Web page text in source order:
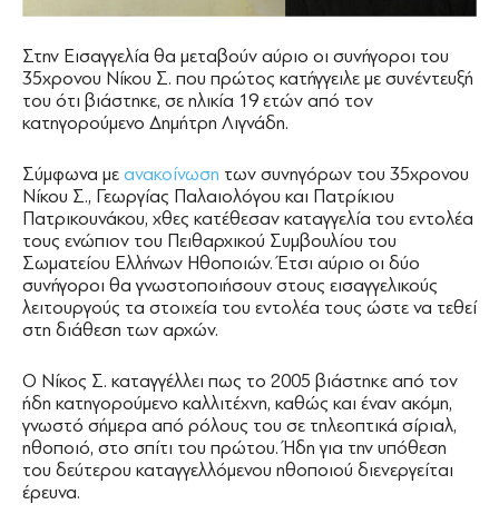
Στην Εισαγγελία θα μεταβούν αύριο οι συνήγοροι του
35χρονου Νίκου Σ. που πρώτος κατήγγειλε με συνέντευξή
του ότι βιάστηκε, σε ηλικία 19 ετών από τον
κατηγορούμενο Δημήτρη Λιγνάδη.
Σύμφωνα με ανακοίνωση των συνηγόρων του 35χρονου
Νίκου Σ., Γεωργίας Παλαιολόγου και Πατρίκιου
Πατρικουνάκου, χθες κατέθεσαν καταγγελία του εντολέα
τους ενώπιον του Πειθαρχικού Συμβουλίου του
Σωματείου Ελλήνων Ηθοποιών. Έτσι αύριο οι δύο
συνήγοροι θα γνωστοποιήσουν στους εισαγγελικούς
λειτουργούς τα στοιχεία του εντολέα τους ώστε να τεθεί
στη διάθεση των αρχών.
Ο Νίκος Σ. καταγγέλλει πως το 2005 βιάστηκε από τον
ήδη κατηγορούμενο καλλιτέχνη, καθώς και έναν ακόμη,
γνωστό σήμερα από ρόλους του σε τηλεοπτικά σίριαλ,
ηθοποιό, στο σπίτι του πρώτου. Ήδη για την υπόθεση
του δεύτερου καταγγελλόμενου ηθοποιού διενεργείται
έρευνα.